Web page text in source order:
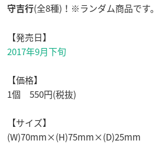
守吉行(全8種)！※ランダム商品です。
【発売日】
2017年9月下旬
【価格】
1個 550円(税抜)
【サイズ】
(W)70mm×(H)75mm×(D)25mm